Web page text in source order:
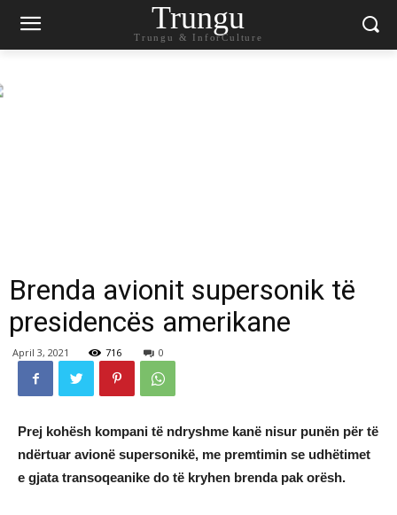
Trungu
Trungu & InforCulture
Brenda avionit supersonik të
presidencës amerikane
April 3, 2021 716 0
Prej kohësh kompani të ndryshme kanë nisur punën për të
ndërtuar avionë supersonikë, me premtimin se udhëtimet
e gjata transoqeanike do të kryhen brenda pak orësh.